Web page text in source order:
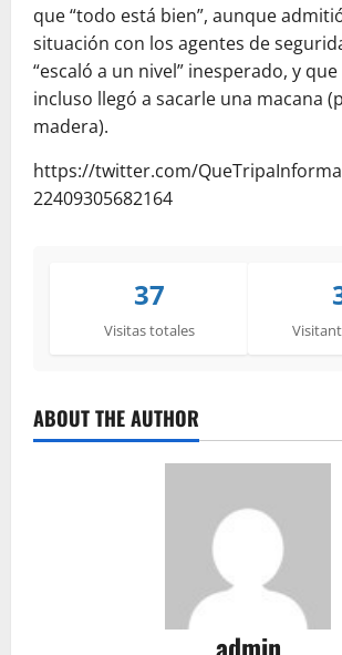
que “todo está bien”, aunque
situación con los agentes de
“escaló a un nivel” inesperado, y
incluso llegó a sacarle una macana
madera).
https://twitter.com/
22409305682164
37
Visitas totales
ABOUT THE AUTHOR